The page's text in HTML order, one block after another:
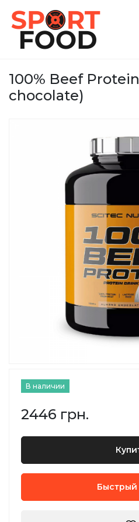
100% Beef
chocolate)
В наличии
2446 грн.
Быстрый